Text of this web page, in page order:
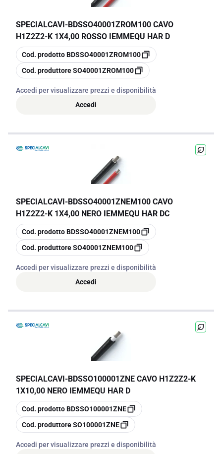
SPECIALCAVI-BDSSO40001ZROM100 CAVO
H1Z2Z2-K 1X4,00 ROSSO IEMMEQU HAR D
copia
Cod. prodottoBDSSO40001ZROM100
copia
Cod. produttoreSO40001ZROM100
Accedi per visualizzare prezzi e disponibilità
Accedi
SPECIALCAVI-BDSSO40001ZNEM100 CAVO
H1Z2Z2-K 1X4,00 NERO IEMMEQU HAR DC
copia
Cod. prodottoBDSSO40001ZNEM100
copia
Cod. produttoreSO40001ZNEM100
Accedi per visualizzare prezzi e disponibilità
Accedi
SPECIALCAVI-BDSSO100001ZNE CAVO H1Z2Z2-K
1X10,00 NERO IEMMEQU HAR D
copia
Cod. prodottoBDSSO100001ZNE
copia
Cod. produttoreSO100001ZNE
Accedi per visualizzare prezzi e disponibilità